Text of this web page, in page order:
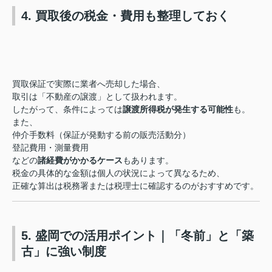
4. 買取後の税金・費用も整理しておく
買取保証で実際に業者へ売却した場合、
取引は「不動産の譲渡」として扱われます。
したがって、条件によっては譲渡所得税が発生する可能性も。
また、
仲介手数料（保証が発動する前の販売活動分）
登記費用・測量費用
などの諸経費がかかるケースもあります。
税金の具体的な金額は個人の状況によって異なるため、
正確な算出は税務署または税理士に確認するのがおすすめです。
5. 盛岡での活用ポイント｜「冬前」と「築
古」に強い制度